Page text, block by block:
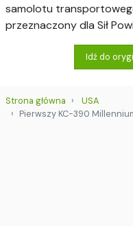
samolotu
przeznaczony dla Sił
Idź do
Strona główna
USA
Pierwszy KC-390